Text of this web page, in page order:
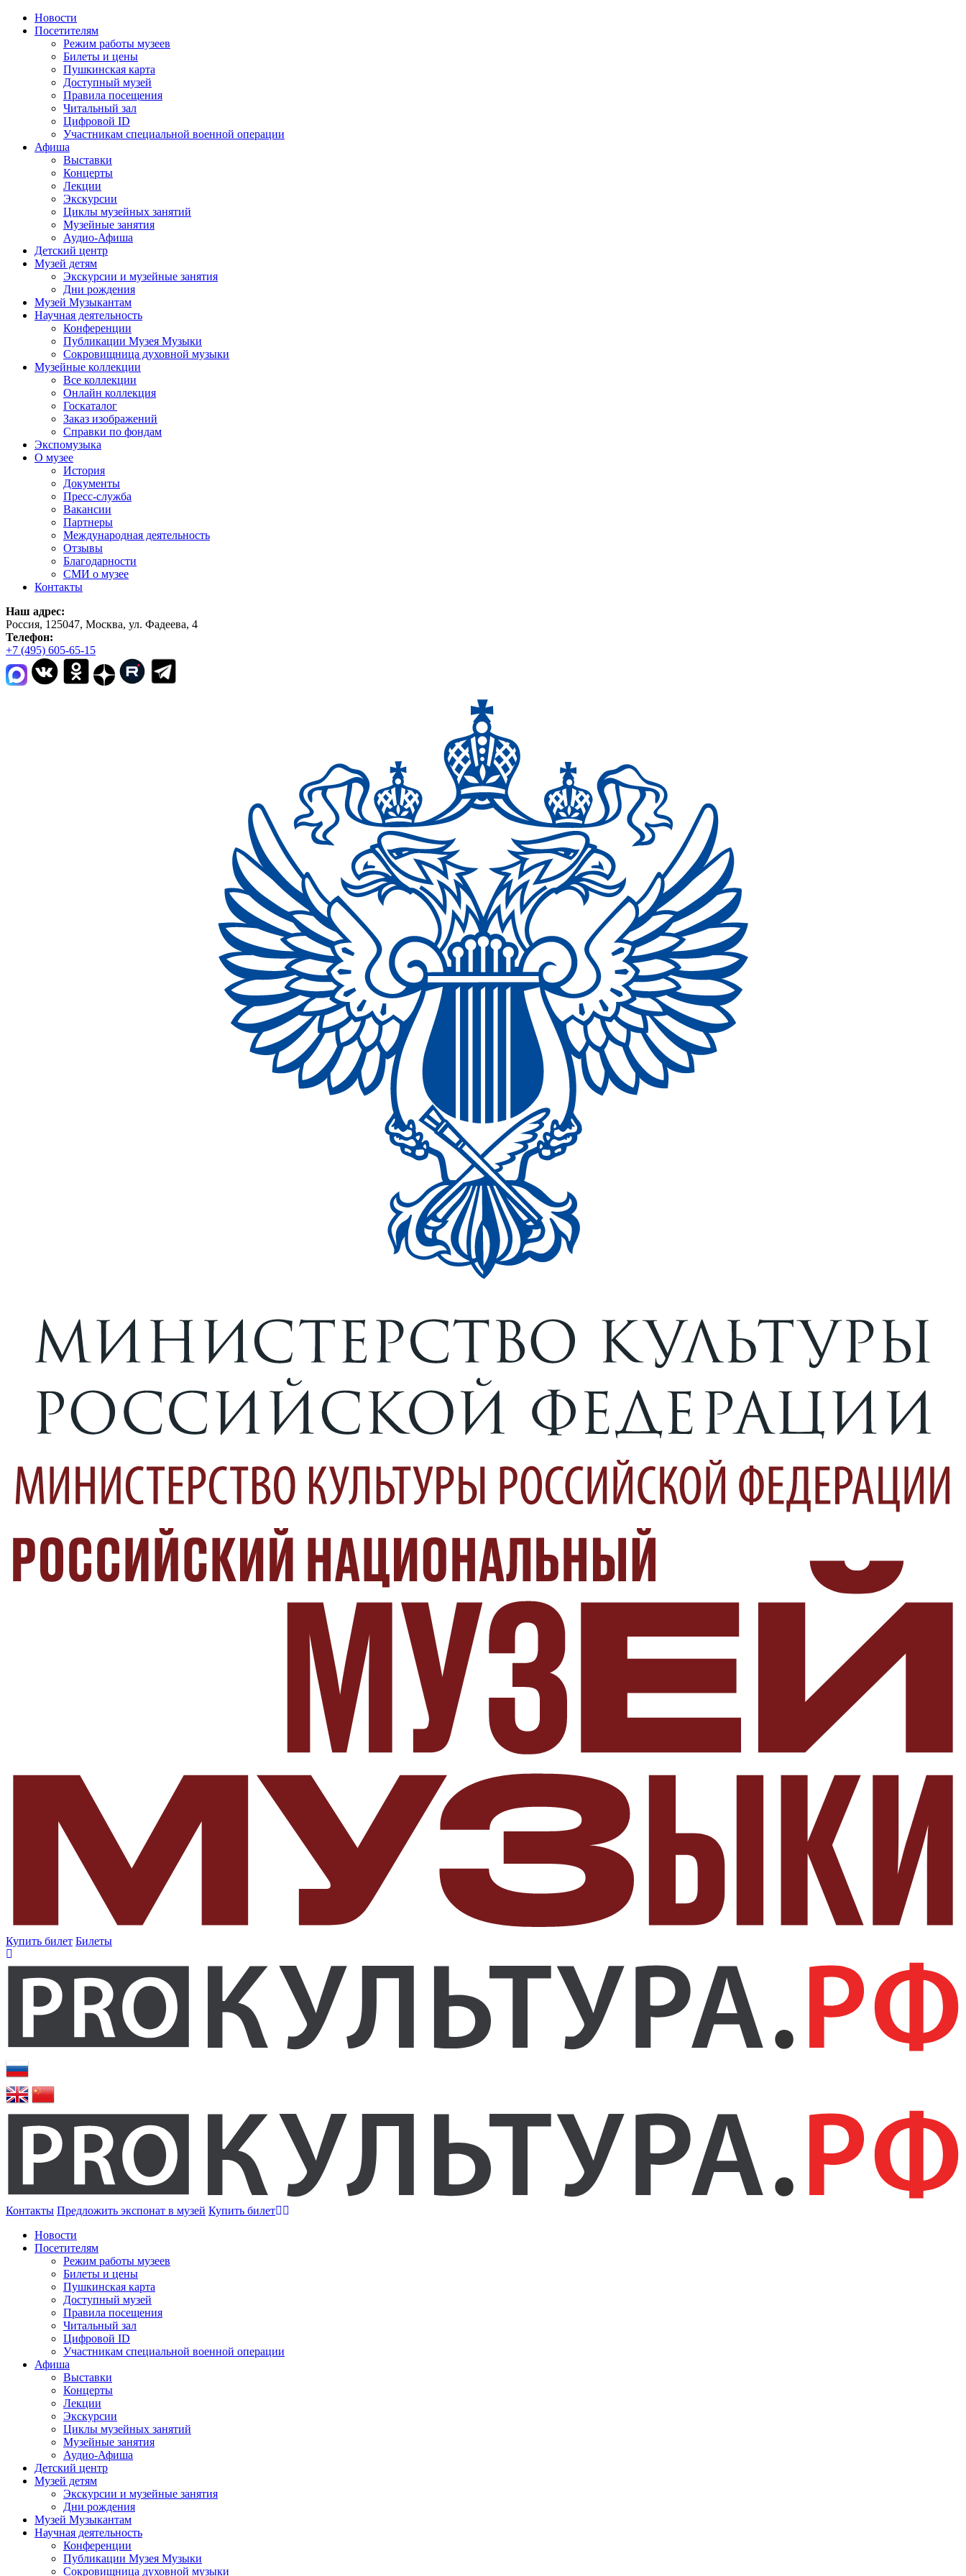
Новости
Посетителям
Режим работы музеев
Билеты и цены
Пушкинская карта
Доступный музей
Правила посещения
Читальный зал
Цифровой ID
Участникам специальной военной операции
Афиша
Выставки
Концерты
Лекции
Экскурсии
Циклы музейных занятий
Музейные занятия
Аудио-Афиша
Детский центр
Музей детям
Экскурсии и музейные занятия
Дни рождения
Музей Музыкантам
Научная деятельность
Конференции
Публикации Музея Музыки
Сокровищница духовной музыки
Музейные коллекции
Все коллекции
Онлайн коллекция
Госкаталог
Заказ изображений
Справки по фондам
Экспомузыка
О музее
История
Документы
Пресс-служба
Вакансии
Партнеры
Международная деятельность
Отзывы
Благодарности
СМИ о музее
Контакты
Наш адрес:
Россия, 125047, Москва, ул. Фадеева, 4
Телефон:
+7 (495) 605-65-15
Купить билет Билеты
Контакты Предложить экспонат в музей Купить билет
Новости
Посетителям
Режим работы музеев
Билеты и цены
Пушкинская карта
Доступный музей
Правила посещения
Читальный зал
Цифровой ID
Участникам специальной военной операции
Афиша
Выставки
Концерты
Лекции
Экскурсии
Циклы музейных занятий
Музейные занятия
Аудио-Афиша
Детский центр
Музей детям
Экскурсии и музейные занятия
Дни рождения
Музей Музыкантам
Научная деятельность
Конференции
Публикации Музея Музыки
Сокровищница духовной музыки